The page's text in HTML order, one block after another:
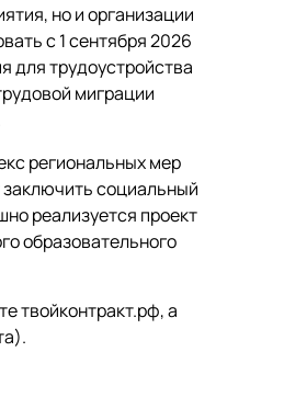
но и организации
с 1 сентября 2026
для трудоустройства
миграции
региональных мер
заключить социальный
реализуется проект
образовательного
твойконтракт.рф, а